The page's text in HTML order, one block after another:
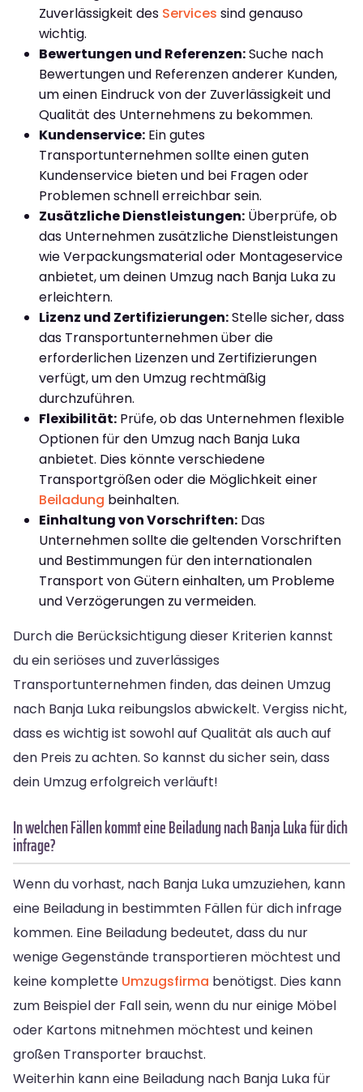
Zuverlässigkeit des Services sind genauso
wichtig.
Bewertungen und Referenzen:Suche nach
Bewertungen und Referenzen anderer Kunden,
um einen Eindruck von der Zuverlässigkeit und
Qualität des Unternehmens zu bekommen.
Kundenservice: Ein gutes
Transportunternehmen sollte einen guten
Kundenservice bieten und bei Fragen oder
Problemen schnell erreichbar sein.
Zusätzliche Dienstleistungen: Überprüfe, ob
das Unternehmen zusätzliche Dienstleistungen
wie Verpackungsmaterial oder Montageservice
anbietet, um deinen Umzug nach Banja Luka zu
erleichtern.
Lizenz und Zertifizierungen:Stelle sicher, dass
das Transportunternehmen über die
erforderlichen Lizenzen und Zertifizierungen
verfügt, um den Umzug rechtmäßig
durchzuführen.
Flexibilität: Prüfe, ob das Unternehmen flexible
Optionen für den Umzug nach Banja Luka
anbietet. Dies könnte verschiedene
Transportgrößen oder die Möglichkeit einer
Beiladung beinhalten.
Einhaltung von Vorschriften: Das
Unternehmen sollte die geltenden Vorschriften
und Bestimmungen für den internationalen
Transport von Gütern einhalten, um Probleme
und Verzögerungen zu vermeiden.
Durch die Berücksichtigung dieser Kriterien kannst
du ein seriöses und zuverlässiges
Transportunternehmen finden, das deinen Umzug
nach Banja Luka reibungslos abwickelt. Vergiss nicht,
dass es wichtig ist sowohl auf Qualität als auch auf
den Preis zu achten. So kannst du sicher sein, dass
dein Umzug erfolgreich verläuft!
In welchen Fällen kommt eine Beiladung nach Banja Luka für dich
infrage?
Wenn du vorhast, nach Banja Luka umzuziehen, kann
eine Beiladung in bestimmten Fällen für dich infrage
kommen. Eine Beiladung bedeutet, dass du nur
wenige Gegenstände transportieren möchtest und
keine komplette Umzugsfirma benötigst. Dies kann
zum Beispiel der Fall sein, wenn du nur einige Möbel
oder Kartons mitnehmen möchtest und keinen
großen Transporter brauchst.
Weiterhin kann eine Beiladung nach Banja Luka für